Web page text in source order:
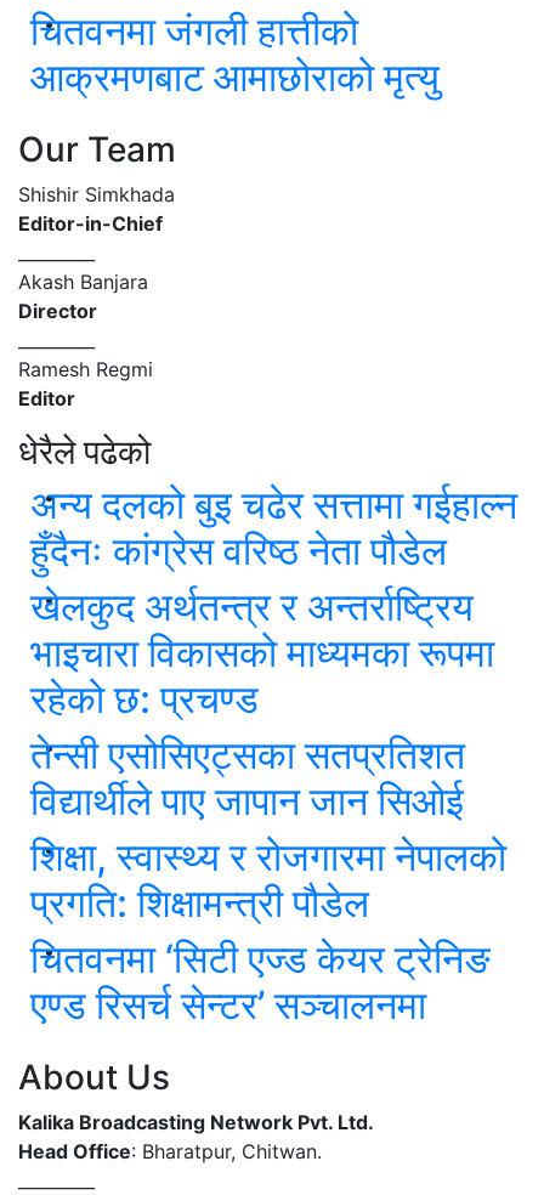
चितवनमा जंगली हात्तीको
आक्रमणबाट आमाछोराको मृत्यु
Our Team
Shishir Simkhada
Editor-in-Chief
Akash Banjara
Director
Ramesh Regmi
Editor
धेरैले पढेको
अन्य दलको बुइ चढेर सत्तामा गईहाल्न
हुँदैनः कांग्रेस वरिष्ठ नेता पौडेल
खेलकुद अर्थतन्त्र र अन्तर्राष्ट्रिय
भाइचारा विकासको माध्यमका रूपमा
रहेको छ: प्रचण्ड
तेन्सी एसोसिएट्सका सतप्रतिशत
विद्यार्थीले पाए जापान जान सिओई
शिक्षा, स्वास्थ्य र रोजगारमा नेपालको
प्रगति: शिक्षामन्त्री पौडेल
चितवनमा ‘सिटी एज्ड केयर ट्रेनिङ
एण्ड रिसर्च सेन्टर’ सञ्चालनमा
About Us
Kalika Broadcasting Network Pvt. Ltd.
Head Office: Bharatpur, Chitwan.